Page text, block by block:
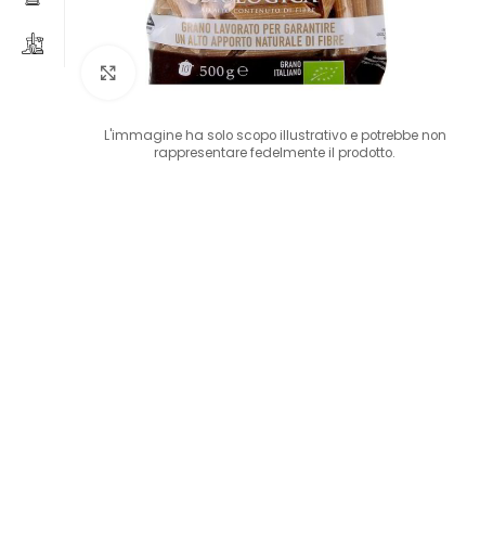
Clicca per ingrandire
L'immagine ha solo scopo illustrativo e potrebbe non
rappresentare fedelmente il prodotto.